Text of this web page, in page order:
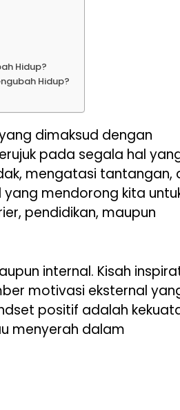
Hidup?
Hidup?
dimaksud dengan
pada segala hal
mengatasi tantangan,
mendorong kita
pendidikan, maupun
internal. Kisah
motivasi eksternal
positif adalah
menyerah dalam